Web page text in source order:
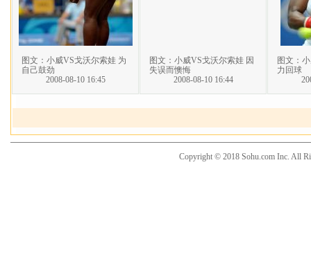
图文：小威VS戈沃尔索娃 为
自己鼓劲
2008-08-10 16:45
图文：小威VS戈沃尔索娃 因
失误而懊悔
2008-08-10 16:44
图文：
力回球
Copyright © 2018 Sohu.com Inc. All